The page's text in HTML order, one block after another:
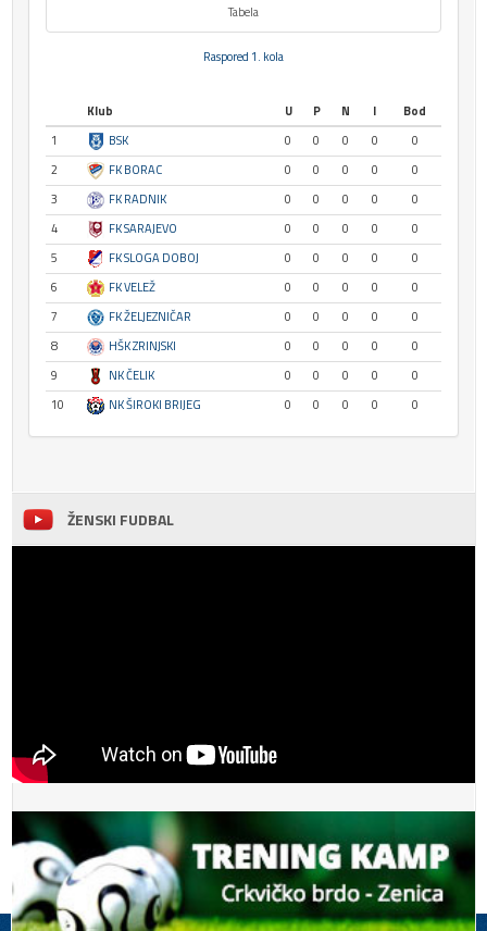
Tabela
Raspored 1. kola
Klub U P N I
Bod
1
BSK 0 0 0 0
0
2
FK BORAC 0 0 0 0
0
3
FK RADNIK 0 0 0 0
0
4
FK SARAJEVO 0 0 0 0
0
5
FK SLOGA DOBOJ 0 0 0 0
0
6
FK VELEŽ 0 0 0 0
0
7
FK ŽELJEZNIČAR 0 0 0 0
0
8
HŠK ZRINJSKI 0 0 0 0
0
9
NK ČELIK 0 0 0 0
0
10
NK ŠIROKI BRIJEG 0 0 0 0 0
ŽENSKI FUDBAL